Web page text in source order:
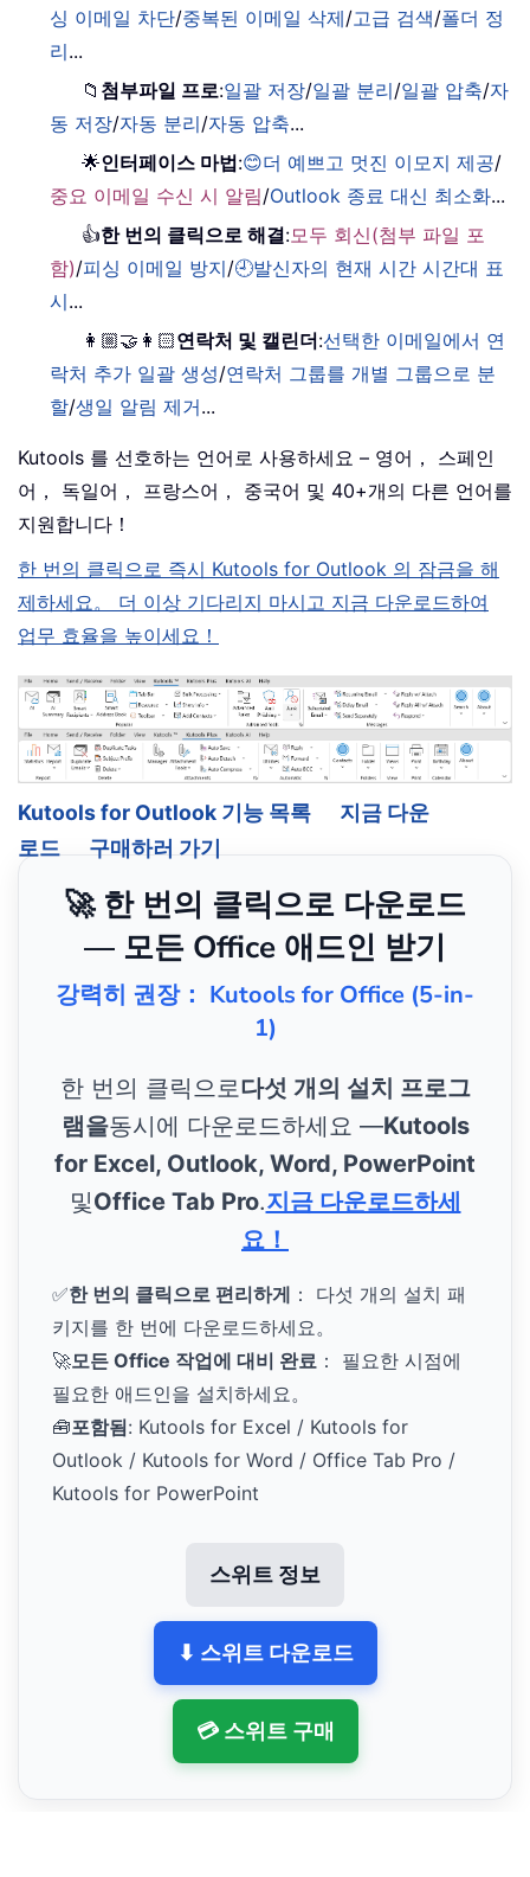
싱 이메일 차단/중복된 이메일 삭제/고급 검색/폴더 정
리...
📁 첨부파일 프로:일괄 저장/일괄 분리/일괄 압축/자
동 저장/자동 분리/자동 압축...
🌟인터페이스 마법:😊더 예쁘고 멋진 이모지 제공/
중요 이메일 수신 시 알림/Outlook 종료 대신 최소화...
👍한 번의 클릭으로 해결:모두 회신(첨부 파일 포
함)/피싱 이메일 방지/🕘발신자의 현재 시간 시간대 표
시...
👩🏼‍🤝‍👩🏻연락처 및 캘린더:선택한 이메일에서 연
락처 추가 일괄 생성/연락처 그룹를 개별 그룹으로 분
할/생일 알림 제거...
Kutools 를 선호하는 언어로 사용하세요 – 영어， 스페인
어， 독일어， 프랑스어， 중국어 및 40+개의 다른 언어를
지원합니다！
한 번의 클릭으로 즉시 Kutools for Outlook 의 잠금을 해
제하세요。 더 이상 기다리지 마시고 지금 다운로드하여
업무 효율을 높이세요！
Kutools for Outlook 기능 목록
지금 다운
로드
구매하러 가기
🚀 한 번의 클릭으로 다운로드
— 모든 Office 애드인 받기
강력히 권장： Kutools for Office (5-in-
1)
한 번의 클릭으로다섯 개의 설치 프로그
램을동시에 다운로드하세요 —Kutools
for Excel, Outlook, Word, PowerPoint
및Office Tab Pro.지금 다운로드하세
요！
✅한 번의 클릭으로 편리하게 ： 다섯 개의 설치 패
키지를 한 번에 다운로드하세요。
🚀모든 Office 작업에 대비 완료 ： 필요한 시점에
필요한 애드인을 설치하세요。
🧰포함됨: Kutools for Excel / Kutools for
Outlook / Kutools for Word / Office Tab Pro /
Kutools for PowerPoint
스위트 정보
⬇ 스위트 다운로드
💳 스위트 구매